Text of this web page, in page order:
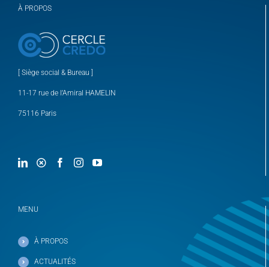
À PROPOS
[ Siège social & Bureau ]
11-17 rue de l’Amiral HAMELIN
75116 Paris
MENU
À PROPOS
ACTUALITÉS